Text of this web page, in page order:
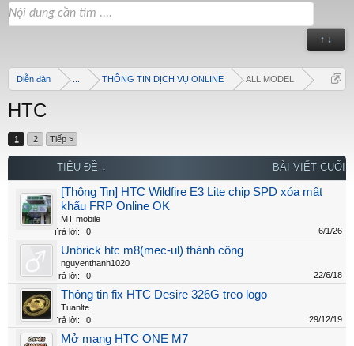
↑ ↓
Diễn đàn THÔNG TIN DỊCH VỤ ONLINE ALL MODEL
HTC
1 2 Tiếp >
TIÊU ĐỀ ↓ BÀI VIẾT CUỐI
[Thông Tin] HTC Wildfire E3 Lite chip SPD xóa mật
khẩu FRP Online OK
MT mobile
Trả lời:
0 6/1/26
Unbrick htc m8(mec-ul) thành công
nguyenthanh1020
Trả lời:
0 22/6/18
Thông tin fix HTC Desire 326G treo logo
Tuanlte
Trả lời:
0 29/12/19
Mở mạng HTC ONE M7